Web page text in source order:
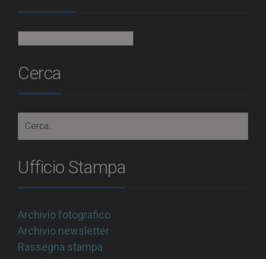
Cerca
Ufficio Stampa
Archivio fotografico
Archivio newsletter
Rassegna stampa